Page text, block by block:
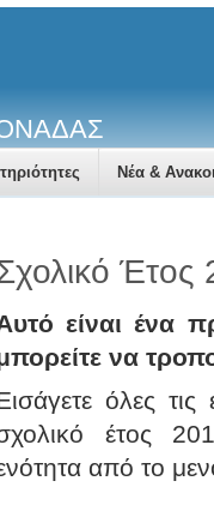
Νέα &
είναι ένα
να
όλες
έτος
από το